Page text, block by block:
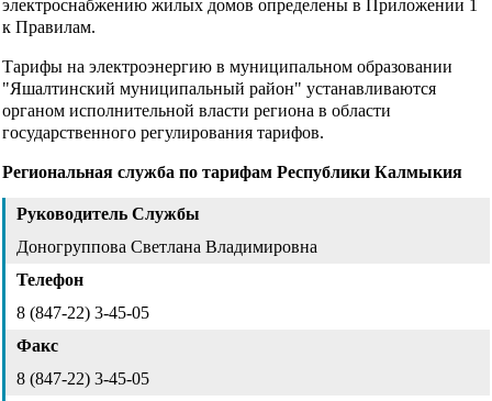
электроснабжению жилых домов определены в Приложении 1
к Правилам.
Тарифы на электроэнергию в муниципальном образовании
"Яшалтинский муниципальный район" устанавливаются
органом исполнительной власти региона в области
государственного регулирования тарифов.
Региональная служба по тарифам Республики Калмыкия
Руководитель Службы
Доногруппова Светлана Владимировна
Телефон
8 (847-22) 3-45-05
Факс
8 (847-22) 3-45-05